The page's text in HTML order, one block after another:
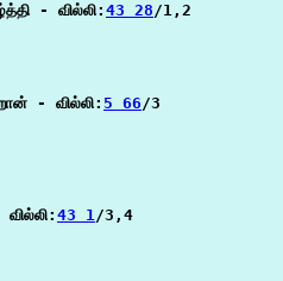
- வில்லி:
43 28/1,2
- வில்லி: 5 66/3
43 1/3,4